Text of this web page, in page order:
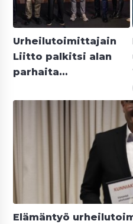
Urheilutoimittajain
Liitto palkitsi alan
parhaita…
Elämäntyö